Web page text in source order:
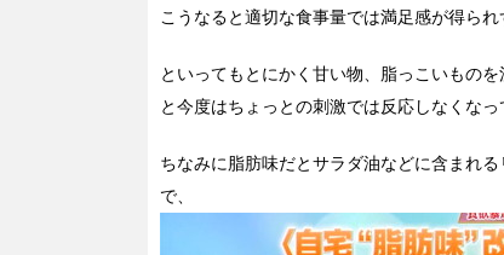
こうなると適切な食事量では満足感が得ら
といってもとにかく甘い物、脂っこいもの
と今度はちょっとの刺激では反応しなくなっ
ちなみに脂肪味だとサラダ油などに含まれ
で、